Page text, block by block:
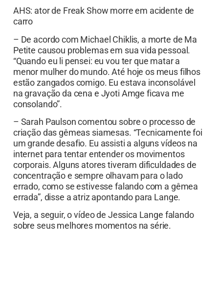
AHS: ator de Freak Show morre em acidente de
carro
– De acordo com Michael Chiklis, a morte de Ma
Petite causou problemas em sua vida pessoal.
“Quando eu li pensei: eu vou ter que matar a
menor mulher do mundo. Até hoje os meus filhos
estão zangados comigo. Eu estava inconsolável
na gravação da cena e Jyoti Amge ficava me
consolando”.
– Sarah Paulson comentou sobre o processo de
criação das gêmeas siamesas. “Tecnicamente foi
um grande desafio. Eu assisti a alguns vídeos na
internet para tentar entender os movimentos
corporais. Alguns atores tiveram dificuldades de
concentração e sempre olhavam para o lado
errado, como se estivesse falando com a gêmea
errada”, disse a atriz apontando para Lange.
Veja, a seguir, o vídeo de Jessica Lange falando
sobre seus melhores momentos na série.